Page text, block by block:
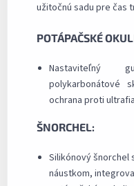
užitočnú sadu pre čas
POTÁPAČSKÉ
Nastaviteľný
polykarbonátové
ochrana proti
ŠNORCHEL:
Silikónový šnorchel
náustkom,